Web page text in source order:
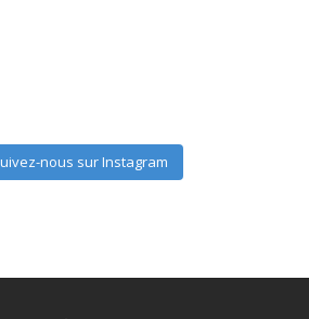
nous sur Instagram